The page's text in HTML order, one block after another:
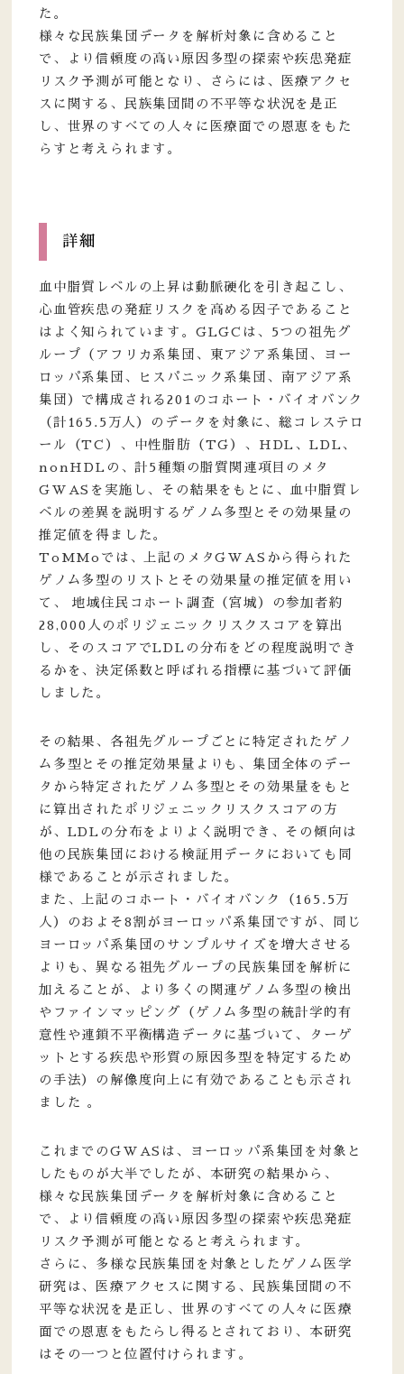
た。
様々な民族集団データを解析対象に含めること
で、より信頼度の高い原因多型の探索や疾患発症
リスク予測が可能となり、さらには、医療アクセ
スに関する、民族集団間の不平等な状況を是正
し、世界のすべての人々に医療面での恩恵をもた
らすと考えられます。
詳細
血中脂質レベルの上昇は動脈硬化を引き起こし、
心血管疾患の発症リスクを高める因子であること
はよく知られています。GLGCは、5つの祖先グ
ループ（アフリカ系集団、東アジア系集団、ヨー
ロッパ系集団、ヒスパニック系集団、南アジア系
集団）で構成される201のコホート・バイオバンク
（計165.5万人）のデータを対象に、総コレステロ
ール（TC）、中性脂肪（TG）、HDL、LDL、
nonHDLの、計5種類の脂質関連項目のメタ
GWASを実施し、その結果をもとに、血中脂質レ
ベルの差異を説明するゲノム多型とその効果量の
推定値を得ました。
ToMMoでは、上記のメタGWASから得られた
ゲノム多型のリストとその効果量の推定値を用い
て、 地域住民コホート調査（宮城）の参加者約
28,000人のポリジェニックリスクスコアを算出
し、そのスコアでLDLの分布をどの程度説明でき
るかを、決定係数と呼ばれる指標に基づいて評価
しました。
その結果、各祖先グループごとに特定されたゲノ
ム多型とその推定効果量よりも、集団全体のデー
タから特定されたゲノム多型とその効果量をもと
に算出されたポリジェニックリスクスコアの方
が、LDLの分布をよりよく説明でき、その傾向は
他の民族集団における検証用データにおいても同
様であることが示されました。
また、上記のコホート・バイオバンク（165.5万
人）のおよそ8割がヨーロッパ系集団ですが、同じ
ヨーロッパ系集団のサンプルサイズを増大させる
よりも、異なる祖先グループの民族集団を解析に
加えることが、より多くの関連ゲノム多型の検出
やファインマッピング（ゲノム多型の統計学的有
意性や連鎖不平衡構造データに基づいて、ターゲ
ットとする疾患や形質の原因多型を特定するため
の手法）の解像度向上に有効であることも示され
ました 。
これまでのGWASは、ヨーロッパ系集団を対象と
したものが大半でしたが、本研究の結果から、
様々な民族集団データを解析対象に含めること
で、より信頼度の高い原因多型の探索や疾患発症
リスク予測が可能となると考えられます。
さらに、多様な民族集団を対象としたゲノム医学
研究は、医療アクセスに関する、民族集団間の不
平等な状況を是正し、世界のすべての人々に医療
面での恩恵をもたらし得るとされており、本研究
はその一つと位置付けられます。